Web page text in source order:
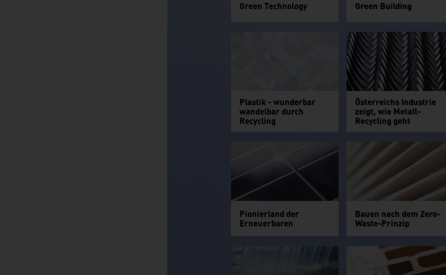
Green Technology Green Building
Plastik - wunderbar
wandelbar durch
Recycling
Österreichs Industrie
zeigt, wie Metall-
Recycling geht
Pionierland der
Erneuerbaren
Bauen nach dem Zero-
Waste-Prinzip